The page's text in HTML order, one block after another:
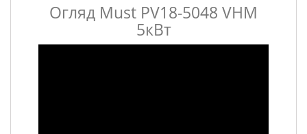
Огляд Must PV18-5048 VHM
5кВт